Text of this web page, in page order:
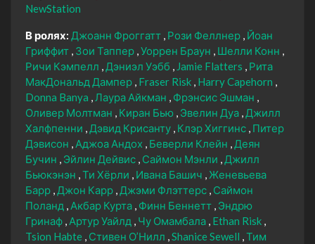
NewStation
В ролях: Джоанн Фроггатт Рози Феллнер Йоан
Гриффит Зои Таппер Уоррен Браун
Шелли Конн
Ричи Кэмпелл
Дэниэл Уэбб Jamie Flatters
Рита
МакДональд Дампер Fraser Risk Harry Capehorn
Donna Banya
Лаура Айкман
Фрэнсис Эшман
Оливер Молтман
Киран Бью Эвелин Дуа
Джилл
Халфпенни
Дэвид Крисанту Клэр Хиггинс Питер
Дэвисон
Аджоа Андох Беверли Клейн
Деян
Бучин
Эйлин Дейвис Саймон Мэнли
Джилл
Бьюкэнэн Ти Хёрли Ивана Башич
Женевьева
Барр
Джон Карр Джэми Флэттерс Саймон
Поланд
Акбар Курта Финн Беннетт Эндрю
Гринаф Артур Уайлд Чу Омамбала Ethan Risk
Tsion Habte Стивен О’Нилл Shanice Sewell Тим